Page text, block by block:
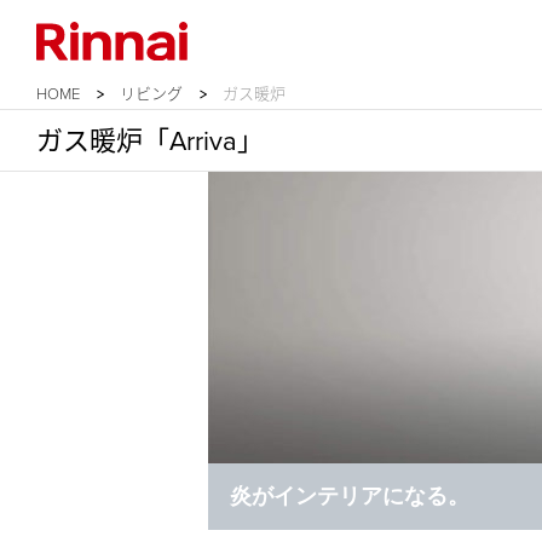
HOME リビング ガス暖炉
ガス暖炉「Arriva」
炎がインテリアになる。